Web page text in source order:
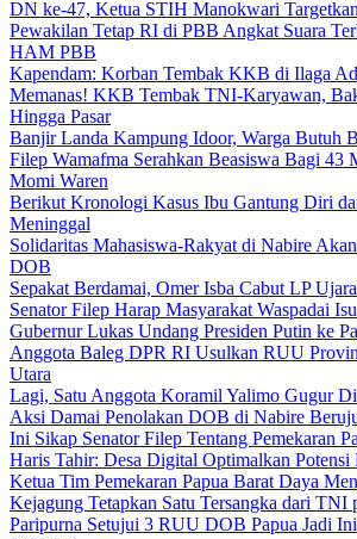
DN ke-47, Ketua STIH Manokwari
Pewakilan Tetap RI di PBB Angkat Suara
HAM PBB
Kapendam: Korban Tembak KKB di Ilaga
Memanas! KKB Tembak TNI-Karyawan,
Hingga Pasar
Banjir Landa Kampung Idoor, Warga Butuh
Filep Wamafma Serahkan Beasiswa Bagi 43
Momi Waren
Berikut Kronologi Kasus Ibu Gantung Diri
Meninggal
Solidaritas Mahasiswa-Rakyat di Nabire
DOB
Sepakat Berdamai, Omer Isba Cabut LP
Senator Filep Harap Masyarakat Waspadai
Gubernur Lukas Undang Presiden Putin ke
Anggota Baleg DPR RI Usulkan RUU
Utara
Lagi, Satu Anggota Koramil Yalimo Gugur
Aksi Damai Penolakan DOB di Nabire
Ini Sikap Senator Filep Tentang Pemekaran
Haris Tahir: Desa Digital Optimalkan Potensi
Ketua Tim Pemekaran Papua Barat Daya
Kejagung Tetapkan Satu Tersangka dari TNI
Paripurna Setujui 3 RUU DOB Papua Jadi